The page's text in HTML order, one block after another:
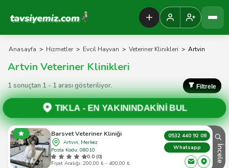
Tavsiyemiz Anasayfa
Anasayfa > Hizmetler > Evcil Hayvan > Veteriner Klinikleri > Artvin
Artvin Veteriner Klinikleri
1 sonuçtan 1 - 1 arası gösteriliyor. Filtrele
TIKLA -EN YAKININDAKİNİ BUL
Barsvet Veteriner Kliniği
Artvin, Merkez
Posta Kodu: 08010
0.0 (0)
Fiyat Aralığı: 200,00 ₺ - 400,00 ₺
0532 440 92 08
Whatsapp
İncele